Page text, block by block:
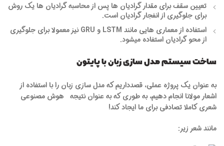
تعیین سقف برای مقدار گرادیان ها پس از محاسبه گرادیان ها یک روش
برای جلوگیری از انفجار گرادیان است.
استفاده از معماری هایی مانند LSTM و GRU نیز معمولا برای جلوگیری
از محو گرادیان استفاده میشود.
ساخت سیستم مدل سازی زبان با پایتون
به عنوان یک پروژه عملی، قصدداریم که مدل سازی زبان را با استفاده از
اشعار مولانا انجام دهیم، به طوری که به عنوان نتیجه هوش مصنوعی
شعری کاملا تصادفی برای ما ایجاد کند!
مانند شعر زیر: